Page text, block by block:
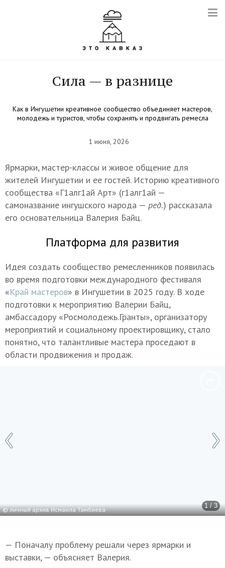
Сила — в разнице
Как в Ингушетии креативное сообщество объединяет мастеров,
молодежь и туристов, чтобы сохранять и продвигать ремесла
1 июня, 2026
Ярмарки, мастер-классы и живое общение для
жителей Ингушетии и ее гостей. Историю креативного
сообщества «Г1алг1ай Арт» (г1алг1ай —
самоназвание ингушского народа — ред.) рассказала
его основательница Валерия Байц.
Платформа для развития
Идея создать сообщество ремесленников появилась
во время подготовки международного фестиваля
«Край мастеров» в Ингушетии в 2025 году. В ходе
подготовки к мероприятию Валерии Байц,
амбассадору «Росмолодежь.Гранты», организатору
мероприятий и социальному проектировщику, стало
понятно, что талантливые мастера проседают в
области продвижения и продаж.
1 / 3
© личный архив Исмаила Тамбиева
— Поначалу проблему решали через ярмарки и
выставки, — объясняет Валерия.